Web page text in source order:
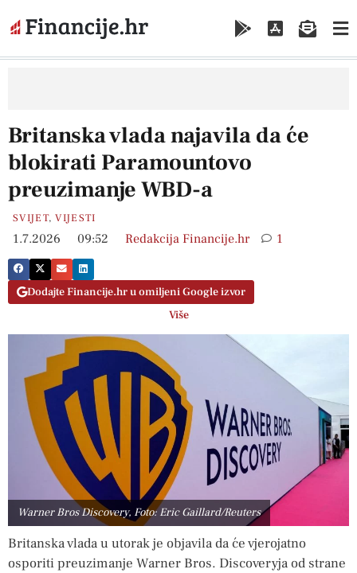
Britanska vlada najavila da će
blokirati Paramountovo
preuzimanje WBD-a
SVIJET,VIJESTI
1.7.2026 09:52 Redakcija Financije.hr 1
Dodajte Financije.hr u omiljeni Google izvor
Više
Warner Bros Discovery, Foto: Eric Gaillard/Reuters
Britanska vlada u utorak je objavila da će vjerojatno
osporiti preuzimanje Warner Bros. Discoveryja od strane